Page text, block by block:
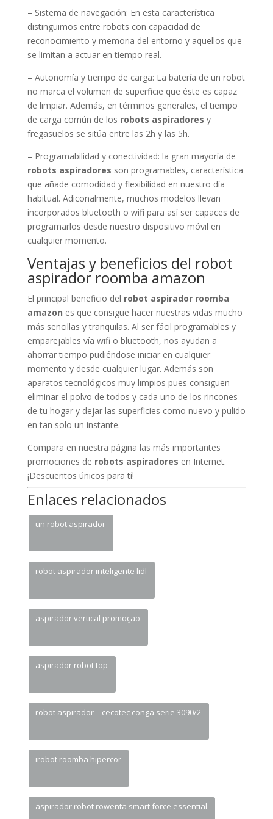
– Sistema de navegación: En esta característica
distinguimos entre robots con capacidad de
reconocimiento y memoria del entorno y aquellos que
se limitan a actuar en tiempo real.
– Autonomía y tiempo de carga: La batería de un robot
no marca el volumen de superficie que éste es capaz
de limpiar. Además, en términos generales, el tiempo
de carga común de los robots aspiradores y
fregasuelos se sitúa entre las 2h y las 5h.
– Programabilidad y conectividad: la gran mayoría de
robots aspiradores son programables, característica
que añade comodidad y flexibilidad en nuestro día
habitual. Adiconalmente, muchos modelos llevan
incorporados bluetooth o wifi para así ser capaces de
programarlos desde nuestro dispositivo móvil en
cualquier momento.
Ventajas y beneficios del robot
aspirador roomba amazon
El principal beneficio del robot aspirador roomba
amazon es que consigue hacer nuestras vidas mucho
más sencillas y tranquilas. Al ser fácil programables y
emparejables vía wifi o bluetooth, nos ayudan a
ahorrar tiempo pudiéndose iniciar en cualquier
momento y desde cualquier lugar. Además son
aparatos tecnológicos muy limpios pues consiguen
eliminar el polvo de todos y cada uno de los rincones
de tu hogar y dejar las superficies como nuevo y pulido
en tan solo un instante.
Compara en nuestra página las más importantes
promociones de robots aspiradores en Internet.
¡Descuentos únicos para tí!
Enlaces relacionados
un robot aspirador
robot aspirador inteligente lidl
aspirador vertical promoção
aspirador robot top
robot aspirador – cecotec conga serie 3090/2
irobot roomba hipercor
aspirador robot rowenta smart force essential